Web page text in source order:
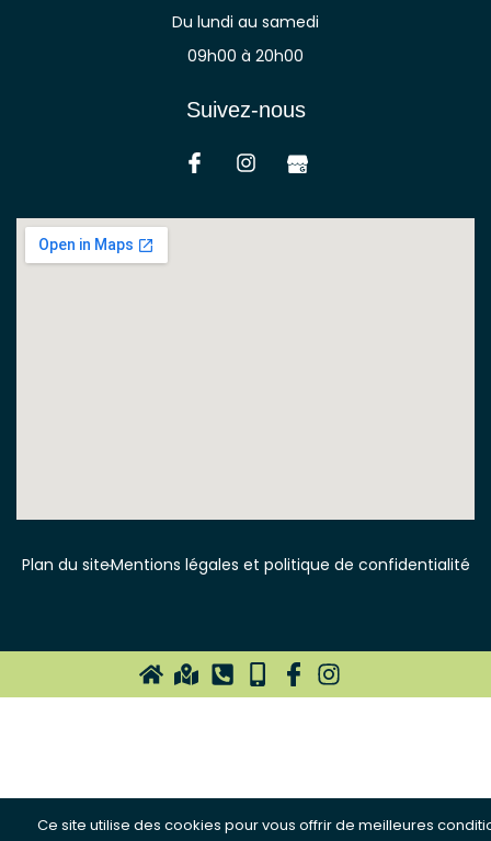
Du lundi au samedi
09h00 à 20h00
Suivez-nous
Plan du siteMentions légales et politique de confidentialité
Ce site utilise des cookies pour vous offrir de meilleures